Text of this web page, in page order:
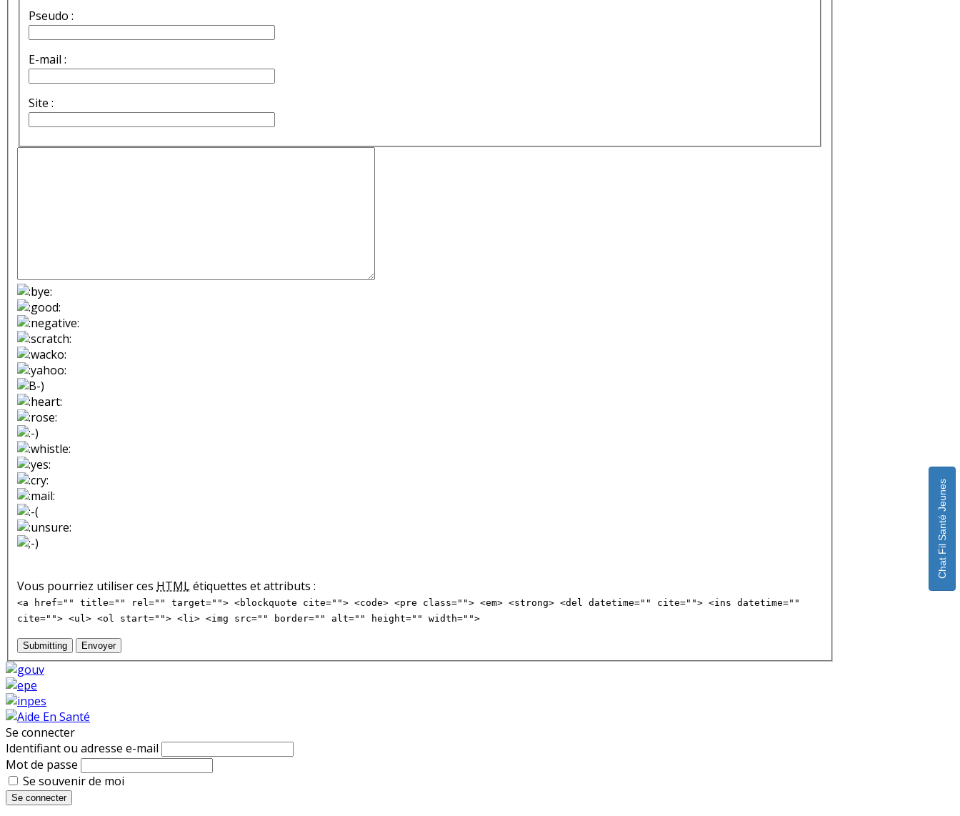
Pseudo :
E-mail :
Site :
Vous pourriez utiliser ces HTMLétiquettes et attributs :
<a href="" title="" rel="" target=""> <blockquote cite=""> <code> <pre class=""> <em> <strong> <del datetime="" cite=""> <ins datetime=""
cite=""> <ul> <ol start=""> <li> <img src="" border="" alt="" height="" width="">
Submitting Envoyer
Se connecter
Identifiant ou adresse e-mail
Mot de passe
Se souvenir de moi
Se connecter
Chat Fil Santé Jeunes